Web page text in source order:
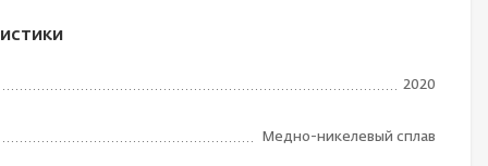
2020
Медно-никелевый сплав